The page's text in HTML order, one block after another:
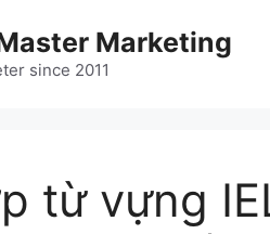
Marketing
since 2011
từ vựng